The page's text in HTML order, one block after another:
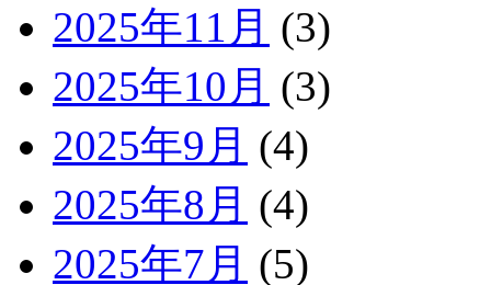
2025年11月 (3)
2025年10月 (3)
2025年9月 (4)
2025年8月 (4)
2025年7月 (5)